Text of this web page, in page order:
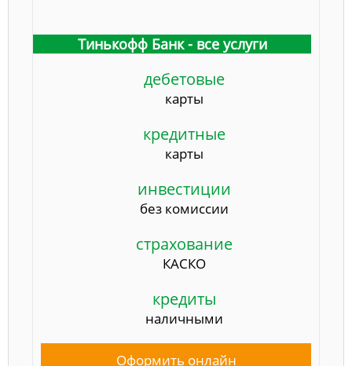
Тинькофф Банк - все услуги
дебетовые
карты
кредитные
карты
инвестиции
без комиссии
страхование
КАСКО
кредиты
наличными
Оформить онлайн